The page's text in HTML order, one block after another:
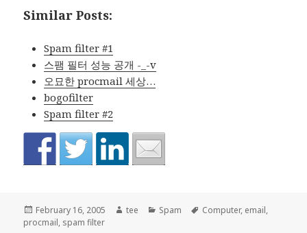
Similar Posts:
Spam filter #1
스팸 필터 성능 공개 -_-v
오묘한 procmail 세상…
bogofilter
Spam filter #2
Posted
on
February 16, 2005 Author
tee Categories
Spam Tags
Computer, email,
procmail, spam filter